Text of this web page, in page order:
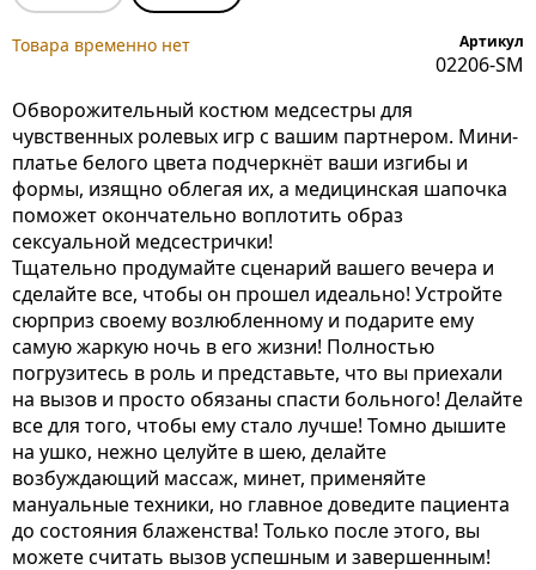
Товара временно нет Артикул
02206-SM
Обворожительный костюм медсестры для
чувственных ролевых игр с вашим партнером. Мини-
платье белого цвета подчеркнёт ваши изгибы и
формы, изящно облегая их, а медицинская шапочка
поможет окончательно воплотить образ
сексуальной медсестрички!
Тщательно продумайте сценарий вашего вечера и
сделайте все, чтобы он прошел идеально! Устройте
сюрприз своему возлюбленному и подарите ему
самую жаркую ночь в его жизни! Полностью
погрузитесь в роль и представьте, что вы приехали
на вызов и просто обязаны спасти больного! Делайте
все для того, чтобы ему стало лучше! Томно дышите
на ушко, нежно целуйте в шею, делайте
возбуждающий массаж, минет, применяйте
мануальные техники, но главное доведите пациента
до состояния блаженства! Только после этого, вы
можете считать вызов успешным и завершенным!